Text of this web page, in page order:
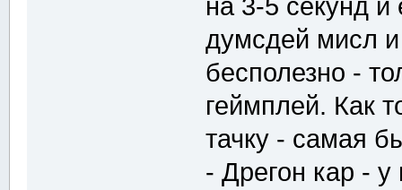
на 3-5 секунд и
думсдей мисл и
бесполезно -
геймплей. Как
тачку - самая
- Дрегон кар -